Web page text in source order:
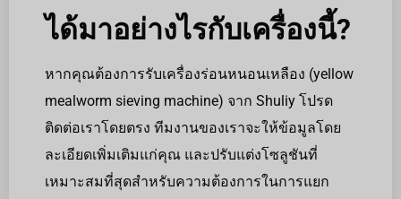
ได้มาอย่างไรกับเครื่องนี้?
หากคุณต้องการรับเครื่องร่อนหนอนเหลือง (yellow
mealworm sieving machine) จาก Shuliy โปรด
ติดต่อเราโดยตรง ทีมงานของเราจะให้ข้อมูลโดย
ละเอียดเพิ่มเติมแก่คุณ และปรับแต่งโซลูชันที่
เหมาะสมที่สุดสำหรับความต้องการในการแยก